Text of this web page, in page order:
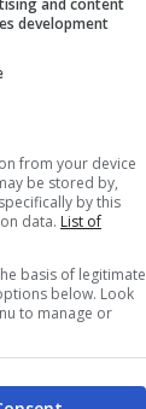
and content
development
from your device
be stored by,
by this
data. List of
basis of legitimate
below. Look
to manage or